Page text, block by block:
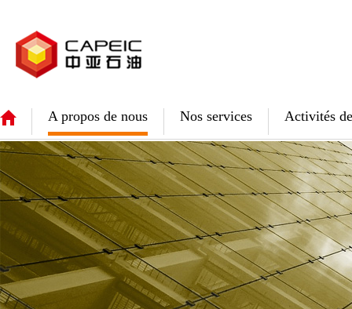
A propos de nous Nos services Activités